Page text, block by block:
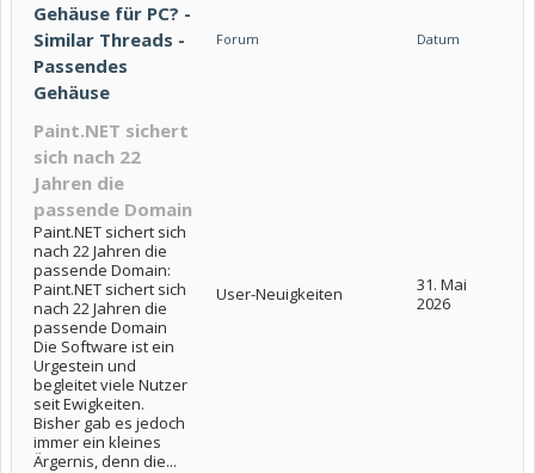
Gehäuse für PC? -
Similar Threads -
Passendes
Gehäuse
Forum Datum
Paint.NET sichert
sich nach 22
Jahren die
passende Domain
Paint.NET sichert sich
nach 22 Jahren die
passende Domain:
Paint.NET sichert sich
nach 22 Jahren die
passende Domain
Die Software ist ein
Urgestein und
begleitet viele Nutzer
seit Ewigkeiten.
Bisher gab es jedoch
immer ein kleines
Ärgernis, denn die...
User-Neuigkeiten
31. Mai
2026